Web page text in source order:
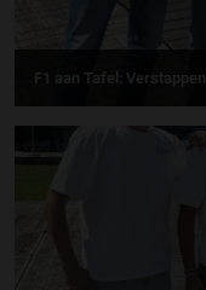
F1 aan Tafel: